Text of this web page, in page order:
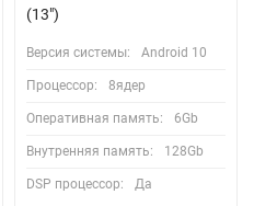
(13")
Версия системы: Android 10
Процессор: 8ядер
Оперативная память: 6Gb
Внутренняя память: 128Gb
DSP процессор: Да